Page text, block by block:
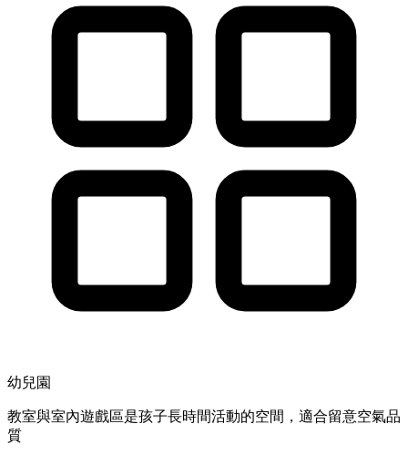
幼兒園
教室與室內遊戲區是孩子長時間活動的空間，適合留意空氣品
質